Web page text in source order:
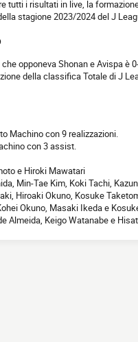
tutti i risultati in live, la
stagione 2023/2024 del J
opponeva Shonan e Avispa è
della classifica Totale di J
Machino con 9 realizzazioni.
con 3 assist.
e Hiroki Mawatari
Min-Tae Kim, Koki Tachi,
Hiroaki Okuno, Kosuke
Okuno, Masaki Ikeda e
Almeida, Keigo Watanabe e